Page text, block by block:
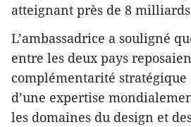
atteignant près de 8
L’ambassadrice a souligné
entre les deux pays
complémentarité stratégique
d’une expertise
les domaines du design et